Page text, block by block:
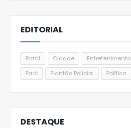
EDITORIAL
Brasil Cidade Entretenimento
Pará
Plantão Policial Política
DESTAQUE